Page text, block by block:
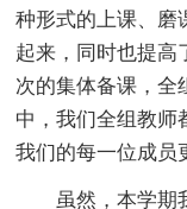
种形式的上课、磨
起来，同时也提高
次的集体备课，全
中，我们全组教师
我们的每一位成员
虽然，本学期